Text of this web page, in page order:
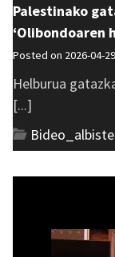
Palestinako
‘Olibondoaren
Posted on 2026-04-
Helburua
[...]